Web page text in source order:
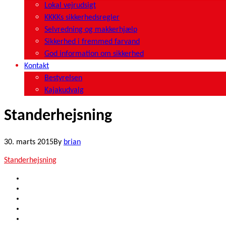
Lokal vejrudsigt
KKKKs sikkerhedsregler
Selvredning og makkerhjælp
Sikkerhed i fremmed farvand
God information om sikkerhed
Kontakt
Bestyrelsen
Kajakudvalg
Standerhejsning
30. marts 2015By brian
Standerhejsning